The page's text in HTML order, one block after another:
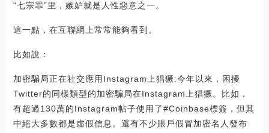
“七宗罪”里，嫉妒就是人性惡意之一。
這一點，在互聯網上常常能夠看到。
比如說：
加密騙局正在社交應用Instagram上猖獗:今年以來，困擾
Twitter的同樣類型的加密騙局在Instagram上猖獗。比如，
有超過130萬的Instagram帖子使用了#Coinbase標簽，但其
中絕大多數都是虛假信息。還有不少賬戶假冒加密名人發布